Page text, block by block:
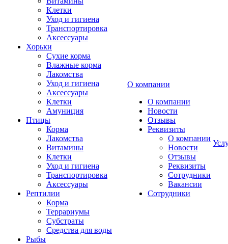
Клетки
Уход и гигиена
Транспортировка
Аксессуары
Хорьки
Сухие корма
Влажные корма
Лакомства
Уход и гигиена
Аксессуары
Клетки
Амуниция
Птицы
Корма
Лакомства
Витамины
Клетки
Уход и гигиена
Транспортировка
Аксессуары
Рептилии
Корма
Террариумы
Субстраты
Средства для воды
Рыбы
О компании
О компании
Новости
Отзывы
Реквизиты
О компании
Новости
Отзывы
Реквизиты
Сотрудники
Вакансии
Сотрудники